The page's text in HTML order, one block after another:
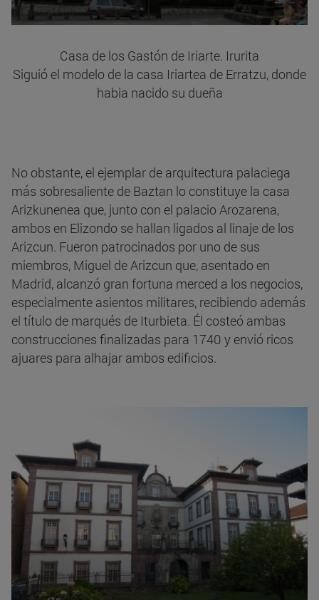
Casa de los Gastón de Iriarte. Irurita
Siguió el modelo de la casa Iriartea de Erratzu, donde
habia nacido su dueña
No obstante, el ejemplar de arquitectura palaciega
más sobresaliente de Baztan lo constituye la casa
Arizkunenea que, junto con el palacio Arozarena,
ambos en Elizondo se hallan ligados al linaje de los
Arizcun. Fueron patrocinados por uno de sus
miembros, Miguel de Arizcun que, asentado en
Madrid, alcanzó gran fortuna merced a los negocios,
especialmente asientos militares, recibiendo además
el título de marqués de Iturbieta. Él costeó ambas
construcciones finalizadas para 1740 y envió ricos
ajuares para alhajar ambos edificios.